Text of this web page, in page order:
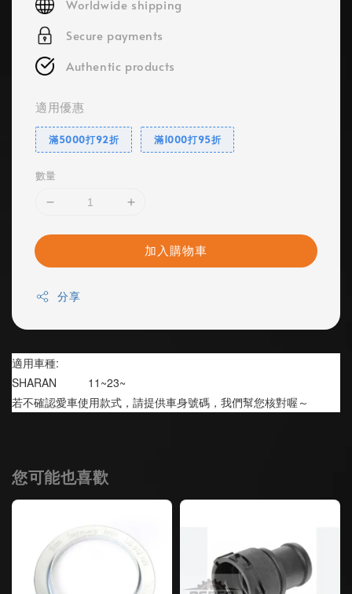
Worldwide shipping
Secure payments
Authentic products
適用優惠
滿5000打92折 滿1000打95折
數量
加入購物車
分享
適用車種:
SHARAN          11~23~
若不確認愛車使用款式，請提供車身號碼，我們幫您核對喔～
您可能也喜歡